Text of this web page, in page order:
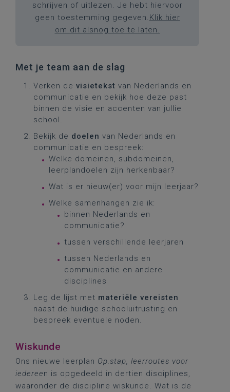
schrijven of uitlezen. Je hebt hiervoor
geen toestemming gegeven. Klik hier
om dit alsnog toe te laten.
Met je team aan de slag
Verken de visietekst van Nederlands en
communicatie en bekijk hoe deze past
binnen de visie en accenten van jullie
school.
Bekijk de doelen van Nederlands en
communicatie en bespreek:
Welke domeinen, subdomeinen,
leerplandoelen zijn herkenbaar?
Wat is er nieuw(er) voor mijn leerjaar?
Welke samenhangen zie ik:
binnen Nederlands en
communicatie?
tussen verschillende leerjaren
tussen Nederlands en
communicatie en andere
disciplines
Leg de lijst met materiële vereisten
naast de huidige schooluitrusting en
bespreek eventuele noden.
Wiskunde
Ons nieuwe leerplan Op.stap, leerroutes voor
iedereen is opgedeeld in dertien disciplines,
waaronder de discipline wiskunde. Wat is de